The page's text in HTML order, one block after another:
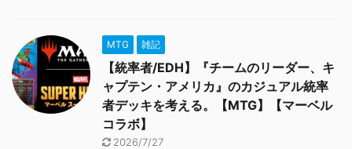
MTG 雑記
【統率者/EDH】『チームのリーダー、キ
ャプテン・アメリカ』のカジュアル統率
者デッキを考える。【MTG】【マーベル
コラボ】
2026/7/27